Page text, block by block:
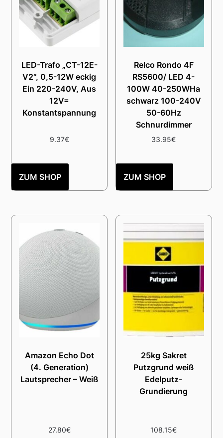
LED-Trafo „CT-12E-
V2“, 0,5-12W eckig
Ein 220-240V, Aus
12V=
Konstantspannung
9.37€
ZUM SHOP
Relco Rondo 4F
RS5600/ LED 4-
100W 40-250WHa
schwarz 100-240V
50-60Hz
Schnurdimmer
33.95€
ZUM SHOP
Amazon Echo Dot
(4. Generation)
Lautsprecher – Weiß
27.80€
25kg Sakret
Putzgrund weiß
Edelputz-
Grundierung
108.15€